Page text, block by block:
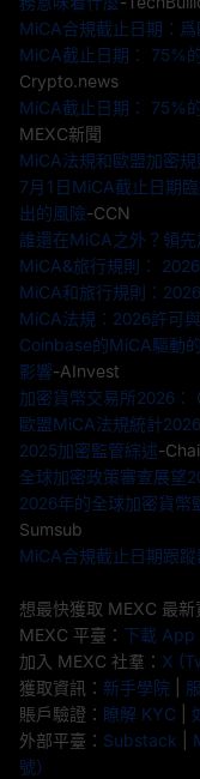
MiCA合規截止日期：
MiCA截止日期： 75%
Crypto.news
MiCA截止日期： 75%
MEXC新聞
MiCA法規和歐盟加密
7月1日MiCA截止日期
出的風險-CCN
誰還在MiCA之外？領
MiCA&旅行規則：
MiCA和旅行規則：
MiCA法規：2026許可
Coinbase的MiCA驅動
影響-AInvest
加密貨幣交易所2026：
歐盟MiCA法規統計2026
2025加密監管綜述-
全球加密政策審查展望
2026年的全球加密貨幣
Sumsub
MiCA合規截止日期跟
想最快獲取 MEXC 最
MEXC 平臺： 下載 App
加入 MEXC 社羣： X
獲取資訊： 新手學院
賬戶驗證： 瞭解 KYC
外部平臺： Substack
號）